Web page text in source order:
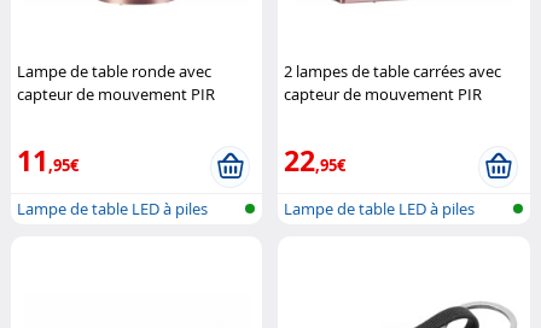
Lampe de table ronde avec
capteur de mouvement PIR
11,95€
Lampe de table LED à piles
2 lampes de table carrées avec
capteur de mouvement PIR
22,95€
Lampe de table LED à piles